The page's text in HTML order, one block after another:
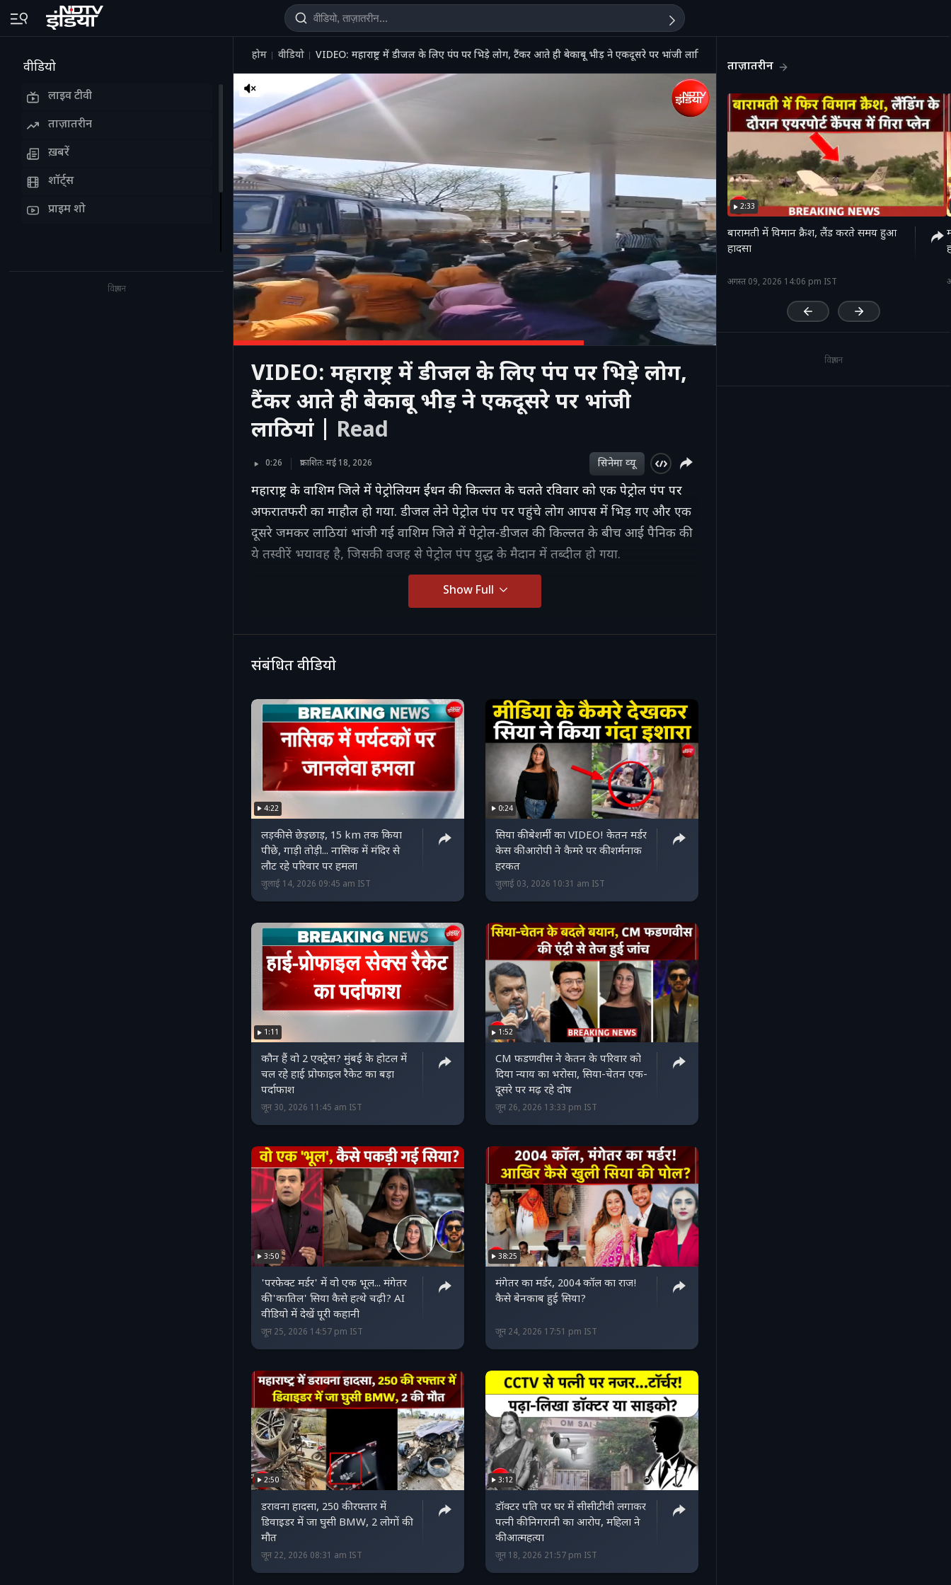
वीडियो
लाइव टीवी
ताज़ातरीन
ख़बरें
शॉर्ट्स
प्राइम शो
विज्ञापन
होम वीडियो VIDEO: महाराष्ट्र में डीजल के लिए पंप पर भिड़े लोग, टैंकर आते ही बेकाबू भीड़ ने एकदूसरे पर भांजी लाठियां
'
VIDEO: महाराष्ट्र में डीजल के लिए पंप पर भिड़े लोग,
टैंकर आते ही बेकाबू भीड़ ने एकदूसरे पर भांजी
लाठियां | Read
0:26 प्रकाशित: मई 18, 2026 सिनेमा व्‍यू
महाराष्ट्र के वाशिम जिले में पेट्रोलियम ईंधन की किल्लत के चलते रविवार को एक पेट्रोल पंप पर
अफरातफरी का माहौल हो गया. डीजल लेने पेट्रोल पंप पर पहुंचे लोग आपस में भिड़ गए और एक
दूसरे जमकर लाठियां भांजी गई वाशिम जिले में पेट्रोल-डीजल की किल्लत के बीच आई पैनिक की
ये तस्वीरें भयावह है, जिसकी वजह से पेट्रोल पंप युद्ध के मैदान में तब्दील हो गया.
Show Full
संबंधित वीडियो
4:22
लड़की से छेड़छाड़, 15 km तक किया
पीछे, गाड़ी तोड़ी... नासिक में मंदिर से
लौट रहे परिवार पर हमला
जुलाई 14, 2026 09:45 am IST
0:24
सिया की बेशर्मी का VIDEO! केतन मर्डर
केस की आरोपी ने कैमरे पर की शर्मनाक
हरकत
जुलाई 03, 2026 10:31 am IST
1:11
कौन हैं वो 2 एक्ट्रेस? मुंबई के होटल में
चल रहे हाई प्रोफाइल रैकेट का बड़ा
पर्दाफाश
जून 30, 2026 11:45 am IST
1:52
CM फडणवीस ने केतन के परिवार को
दिया न्याय का भरोसा, सिया-चेतन एक-
दूसरे पर मढ़ रहे दोष
जून 26, 2026 13:33 pm IST
3:50
'परफेक्ट मर्डर' में वो एक भूल... मंगेतर
की 'कातिल' सिया कैसे हत्थे चढ़ी? AI
वीडियो में देखें पूरी कहानी
जून 25, 2026 14:57 pm IST
38:25
मंगेतर का मर्डर, 2004 कॉल का राज!
कैसे बेनकाब हुई सिया?
जून 24, 2026 17:51 pm IST
2:50
डरावना हादसा, 250 की रफ्तार में
डिवाइडर में जा घुसी BMW, 2 लोगों की
मौत
जून 22, 2026 08:31 am IST
3:12
डॉक्टर पति पर घर में सीसीटीवी लगाकर
पत्नी की निगरानी का आरोप, महिला ने
की आत्महत्या
जून 18, 2026 21:57 pm IST
ताज़ातरीन
2:33
बारामती में विमान क्रैश, लैंड करते समय हुआ
हादसा
अगस्त 09, 2026 14:06 pm IST
विज्ञापन